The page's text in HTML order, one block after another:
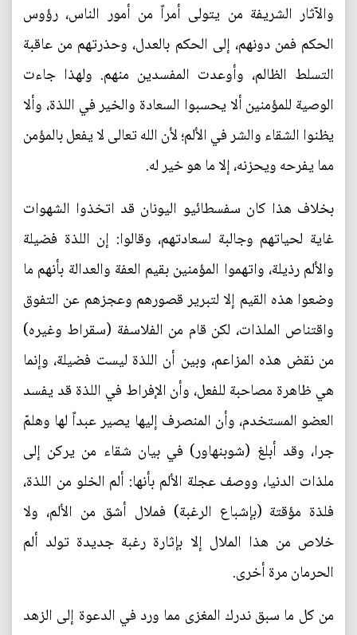
والآثار الشريفة من يتولى أمراً من أمور الناس، رؤوس
الحكم فمن دونهم، إلى الحكم بالعدل، وحذرتهم من عاقبة
التسلط الظالم، وأوعدت المفسدين منهم. ولهذا جاءت
الوصية للمؤمنين ألا يحسبوا السعادة والخير في اللذة، وألا
يظنوا الشقاء والشر في الألم؛ لأن الله تعالى لا يفعل بالمؤمن
مما يفرحه ويحزنه، إلا ما هو خير له.
بخلاف هذا كان سفسطائيو اليونان قد اتخذوا الشهوات
غاية لحياتهم وجالبة لسعادتهم، وقالوا: إن اللذة فضيلة
والألم رذيلة، واتهموا المؤمنين بقيم العفة والعدالة بأنهم ما
وضعوا هذه القيم إلا لتبرير قصورهم وعجزهم عن التفوق
واقتناص الملذات، لكن قام من الفلاسفة (سقراط وغيره)
من نقض هذه المزاعم، وبين أن اللذة ليست فضيلة، وإنما
هي ظاهرة مصاحبة للفعل، وأن الإفراط في اللذة قد يفسد
العضو المستخدم، وأن المنصرف إليها يصير عبداً لها وهلمّ
جرا، وقد أبلغ (شوبنهاور) في بيان شقاء من يركن إلى
ملذات الدنيا، ووصف عجلة الألم بأنها: ألم الخلو من اللذة،
فلذة مؤقتة (بإشباع الرغبة) فملال أشق من الألم، ولا
خلاص من هذا الملال إلا بإثارة رغبة جديدة تولد ألم
الحرمان مرة أخرى.
من كل ما سبق ندرك المغزى مما ورد في الدعوة إلى الزهد